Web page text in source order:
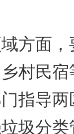
面，
村民
指导
圾分